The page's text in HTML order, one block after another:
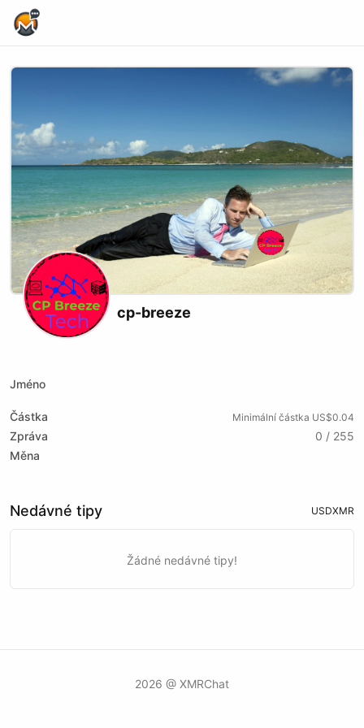
cp-breeze
Jméno
Částka Minimální částka US$0.04
Zpráva
0 / 255
Měna
Nedávné tipy USDXMR
Žádné nedávné tipy!
2026 @ XMRChat